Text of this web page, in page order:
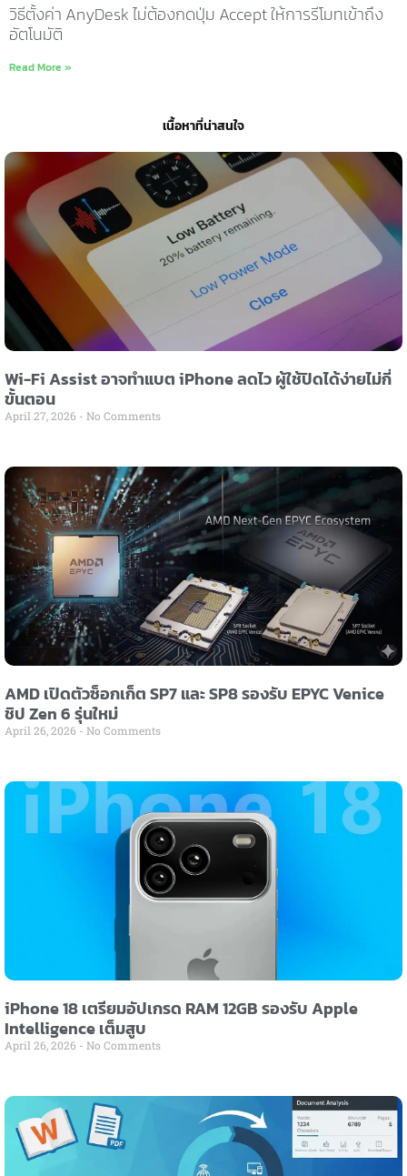
วิธีตั้งค่า AnyDesk ไม่ต้องกดปุ่ม Accept ให้การรีโมทเข้าถึง
อัตโนมัติ
Read More »
เนื้อหาที่น่าสนใจ
Wi-Fi Assist อาจทำแบต iPhone ลดไว ผู้ใช้ปิดได้ง่ายไม่กี่
ขั้นตอน
April 27, 2026 No Comments
AMD เปิดตัวซ็อกเก็ต SP7 และ SP8 รองรับ EPYC Venice
ชิป Zen 6 รุ่นใหม่
April 26, 2026 No Comments
iPhone 18 เตรียมอัปเกรด RAM 12GB รองรับ Apple
Intelligence เต็มสูบ
April 26, 2026 No Comments